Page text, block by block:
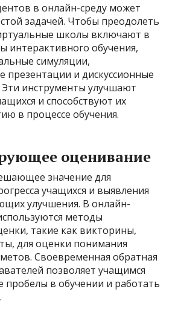
в онлайн-среду может
задачей. Чтобы преодолеть
школы включают в
интерактивного обучения,
симуляции,
презентации и дискуссионные
инструменты улучшают
и способствуют их
в процессе обучения.
оценивание
значение для
учащихся и выявления
улучшения. В онлайн-
методы
такие как викторины,
для оценки понимания
Своевременная обратная
позволяет учащимся
пробелы в обучении и работать